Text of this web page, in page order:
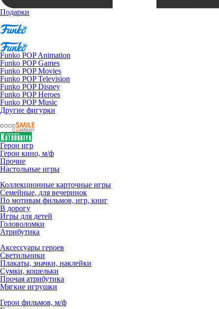
Подарки
Funko POP Animation
Funko POP Games
Funko POP Movies
Funko POP Television
Funko POP Disney
Funko POP Heroes
Funko POP Music
Другие фигурки
Герои игр
Герои кино, м/ф
Прочие
Настольные игры
Коллекционные карточные игры
Семейные, для вечеринок
По мотивам фильмов, игр, книг
В дорогу
Игры для детей
Головоломки
Атрибутика
Аксессуары героев
Светильники
Плакаты, значки, наклейки
Сумки, кошельки
Прочая атрибутика
Мягкие игрушки
Герои фильмов, м/ф